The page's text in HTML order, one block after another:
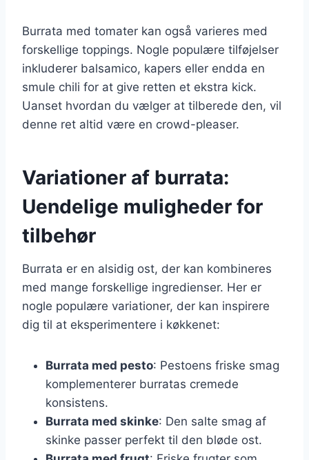
Burrata med tomater kan også varieres med
forskellige toppings. Nogle populære tilføjelser
inkluderer balsamico, kapers eller endda en
smule chili for at give retten et ekstra kick.
Uanset hvordan du vælger at tilberede den, vil
denne ret altid være en crowd-pleaser.
Variationer af burrata:
Uendelige muligheder for
tilbehør
Burrata er en alsidig ost, der kan kombineres
med mange forskellige ingredienser. Her er
nogle populære variationer, der kan inspirere
dig til at eksperimentere i køkkenet:
Burrata med pesto: Pestoens friske smag
komplementerer burratas cremede
konsistens.
Burrata med skinke: Den salte smag af
skinke passer perfekt til den bløde ost.